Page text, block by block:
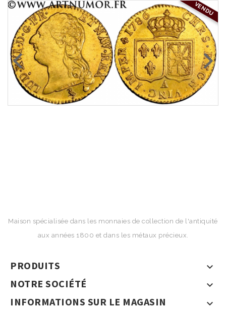
VENDU
Maison spécialisée dans les monnaies de collection de l'antiquité
aux années 1800 et dans les métaux précieux.
PRODUITS 
NOTRE SOCIÉTÉ 
INFORMATIONS SUR LE MAGASIN 